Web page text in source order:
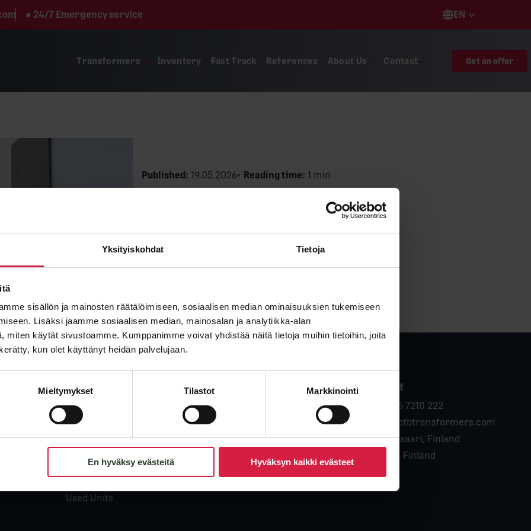
Yksityiskohdat Tietoja
sisällön ja mainosten räätälöimiseen, sosiaalisen median ominaisuuksien tukemiseen
Lisäksi jaamme sosiaalisen median, mainosalan ja analytiikka-alan
miten käytät sivustoamme. Kumppanimme voivat yhdistää näitä tietoja muihin tietoihin, joita
kun olet käyttänyt heidän palvelujaan.
Mieltymykset Tilastot Markkinointi
En hyväksy evästeitä Hyväksyn kaikki evästeet
● 24/7 Emergency service EN
Languages
Transformers Inventory Fast Track References About Us Contact Get an offer
Published: 19.05.2026 Reading time: 1 min
Share
Products
Oil-immersed Distribution
Transformers
Power Transformers
Special Application
Used Units
Quality & Standards
News
Contact
Phone:
+358 6 7210 222
info@btbtransformers.com
Location:
Pietarsaari, Finland
Location:
Vaasa, Finland